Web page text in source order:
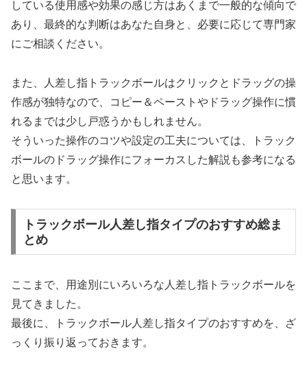
している使用感や効果の感じ方はあくまで一般的な傾向で
あり、最終的な判断はあなた自身と、必要に応じて専門家
にご相談ください。
また、人差し指トラックボールはクリックとドラッグの操
作感が独特なので、コピー＆ペーストやドラッグ操作に慣
れるまでは少し戸惑うかもしれません。
そういった操作のコツや設定の工夫については、トラック
ボールのドラッグ操作にフォーカスした解説も参考になる
と思います。
トラックボール人差し指タイプのおすすめ総ま
とめ
ここまで、用途別にいろいろな人差し指トラックボールを
見てきました。
最後に、トラックボール人差し指タイプのおすすめを、ざ
っくり振り返っておきます。